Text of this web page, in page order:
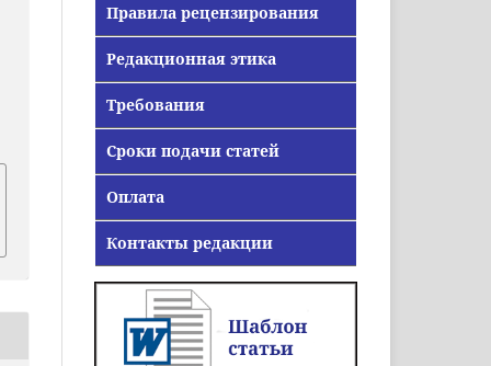
Правила рецензирования
Редакционная этика
Требования
Сроки подачи статей
Оплата
Контакты редакции